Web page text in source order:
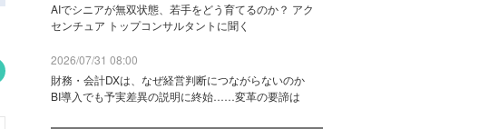
AIでシニアが無双状態、若手をどう育てるのか？ アク
センチュア トップコンサルタントに聞く
2026/07/31 08:00
財務・会計DXは、なぜ経営判断につながらないのか
BI導入でも予実差異の説明に終始……変革の要諦は